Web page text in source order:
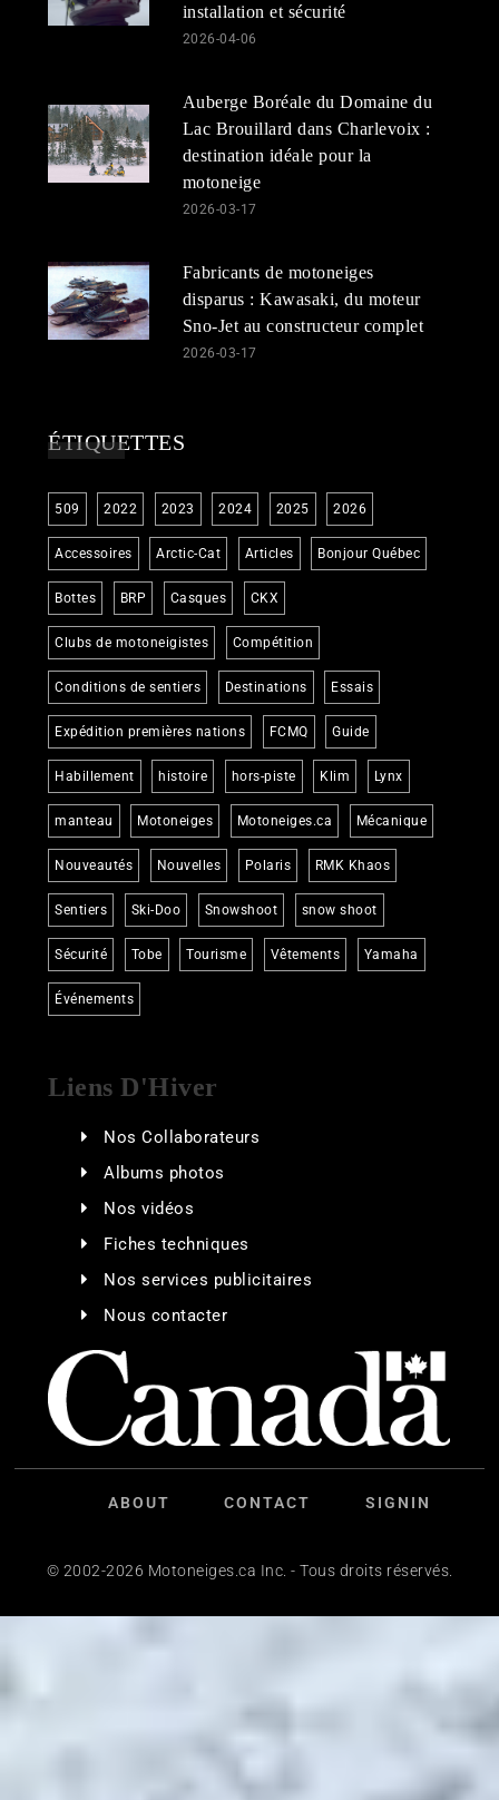
installation et sécurité
2026-04-06
Auberge Boréale du Domaine du
Lac Brouillard dans Charlevoix :
destination idéale pour la
motoneige
2026-03-17
Fabricants de motoneiges
disparus : Kawasaki, du moteur
Sno-Jet au constructeur complet
2026-03-17
ÉTIQUETTES
509 2022 2023 2024 2025 2026
Accessoires Arctic-Cat Articles Bonjour Québec
Bottes BRP Casques CKX
Clubs de motoneigistes Compétition
Conditions de sentiers Destinations Essais
Expédition premières nations FCMQ Guide
Habillement histoire hors-piste Klim Lynx
manteau Motoneiges Motoneiges.ca Mécanique
Nouveautés Nouvelles Polaris RMK Khaos
Sentiers Ski-Doo Snowshoot snow shoot
Sécurité Tobe Tourisme Vêtements Yamaha
Événements
Liens D'Hiver
Nos Collaborateurs
Albums photos
Nos vidéos
Fiches techniques
Nos services publicitaires
Nous contacter
ABOUT CONTACT SIGNIN
© 2002-2026 Motoneiges.ca Inc. - Tous droits réservés.